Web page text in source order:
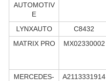
AUTOMOTIV
E
LYNXAUTO C8432
MATRIX PRO
MX02330002
MERCEDES-
A2113331914